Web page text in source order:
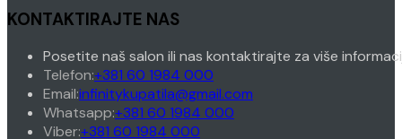
KONTAKTIRAJTE NAS
Posetite naš salon ili nas kontaktirajte za više
Telefon:+381 60 1984 000
in
your
Email:infinitykupatila@gmail.com
Whatsapp:+381 60 1984 000
Viber:+381 60 1984 000